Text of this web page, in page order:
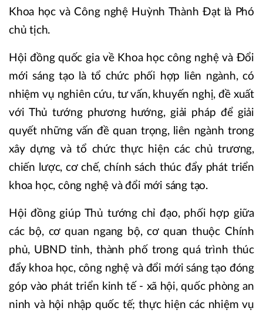
Khoa học và Công nghệ Huỳnh Thành Đạt là Phó
chủ tịch.
Hội đồng quốc gia về Khoa học công nghệ và Đổi
mới sáng tạo là tổ chức phối hợp liên ngành, có
nhiệm vụ nghiên cứu, tư vấn, khuyến nghị, đề xuất
với Thủ tướng phương hướng, giải pháp để giải
quyết những vấn đề quan trọng, liên ngành trong
xây dựng và tổ chức thực hiện các chủ trương,
chiến lược, cơ chế, chính sách thúc đẩy phát triển
khoa học, công nghệ và đổi mới sáng tạo.
Hội đồng giúp Thủ tướng chỉ đạo, phối hợp giữa
các bộ, cơ quan ngang bộ, cơ quan thuộc Chính
phủ, UBND tỉnh, thành phố trong quá trình thúc
đẩy khoa học, công nghệ và đổi mới sáng tạo đóng
góp vào phát triển kinh tế - xã hội, quốc phòng an
ninh và hội nhập quốc tế; thực hiện các nhiệm vụ